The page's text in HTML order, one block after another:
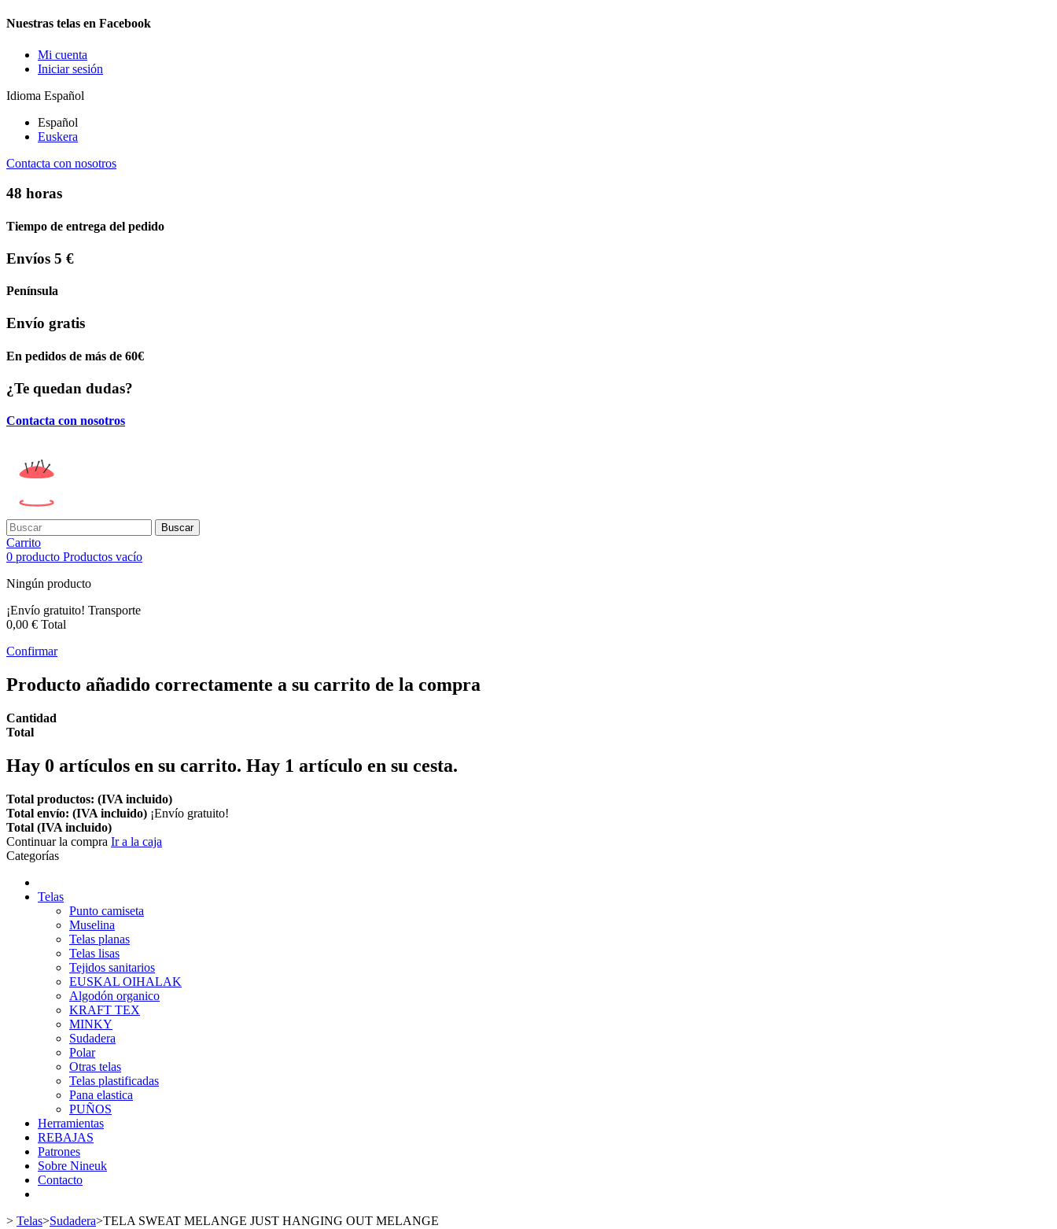
Nuestras telas en Facebook
Mi cuenta
Iniciar sesión
Idioma Español
Español
Euskera
Contacta con nosotros
48 horas
Tiempo de entrega del pedido
Envíos 5 €
Península
Envío gratis
En pedidos de más de 60€
¿Te quedan dudas?
Contacta con nosotros
Buscar
Carrito
0 producto Productos vacío
Ningún producto
¡Envío gratuito! Transporte
0,00 € Total
Confirmar
Producto añadido correctamente a su carrito de la compra
Cantidad
Total
Hay 0 artículos en su carrito. Hay 1 artículo en su cesta.
Total productos: (IVA incluido)
Total envío: (IVA incluido) ¡Envío gratuito!
Total (IVA incluido)
Continuar la compra Ir a la caja
Categorías
Telas
Punto camiseta
Muselina
Telas planas
Telas lisas
Tejidos sanitarios
EUSKAL OIHALAK
Algodón organico
KRAFT TEX
MINKY
Sudadera
Polar
Otras telas
Telas plastificadas
Pana elastica
PUÑOS
Herramientas
REBAJAS
Patrones
Sobre Nineuk
Contacto
> Telas>Sudadera>TELA SWEAT MELANGE JUST HANGING OUT MELANGE